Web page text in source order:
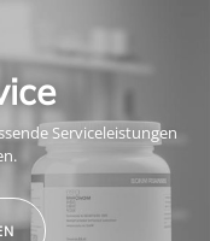
Serviceleistungen